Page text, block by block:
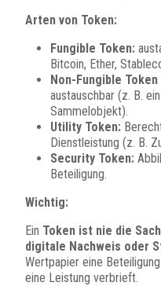
Arten von Token:
Fungible Token:
Bitcoin, Ether,
Non-Fungible Token
austauschbar (z. B.
Sammelobjekt).
Utility Token:
Dienstleistung (z. B.
Security Token:
Beteiligung.
Wichtig:
Ein Token ist nie die
digitale Nachweis oder
Wertpapier eine
eine Leistung verbrieft.